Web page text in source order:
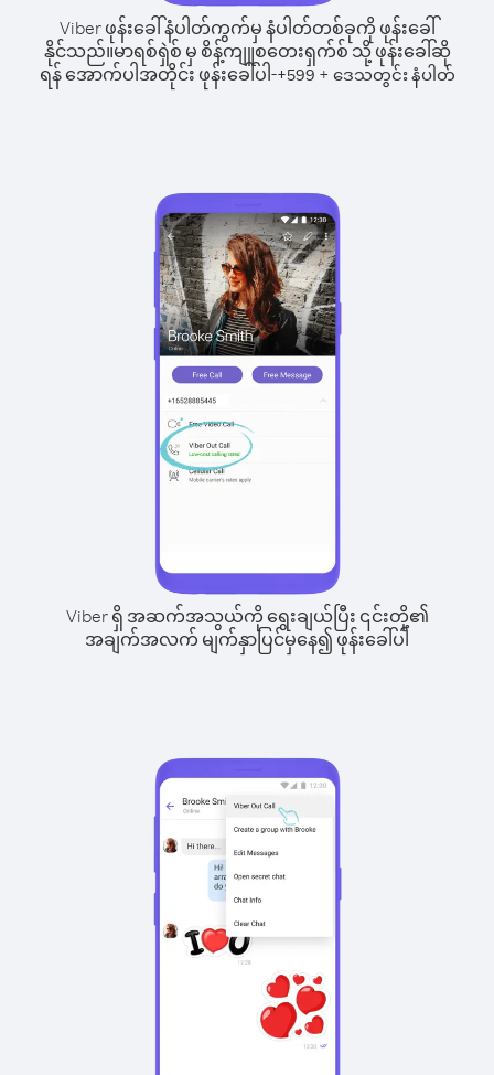
Viber ဖုန်းခေါ်နံပါတ်ကွက်မှ နံပါတ်တစ်ခုကို ဖုန်းခေါ်
နိုင်သည်။မာရစ်ရှဲစ် မှ စိန့်ကျူစတေးရှက်စ် သို့ ဖုန်းခေါ်ဆို
ရန် အောက်ပါအတိုင်း ဖုန်းခေါ်ပါ-+599 + ဒေသတွင်း နံပါတ်
Viber ရှိ အဆက်အသွယ်ကို ရွေးချယ်ပြီး ၎င်းတို့၏
အချက်အလက် မျက်နှာပြင်မှနေ၍ ဖုန်းခေါ်ပါ